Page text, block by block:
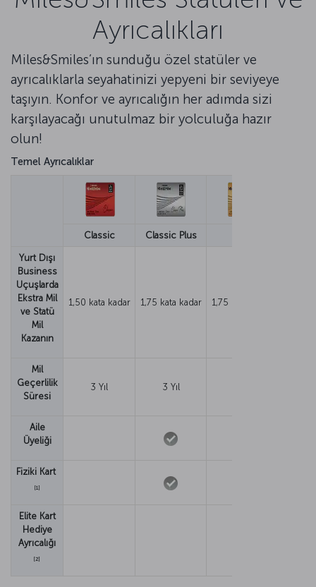
Ayrıcalıkları
Miles&Smiles’ın sunduğu özel statüler ve
ayrıcalıklarla seyahatinizi yepyeni bir seviyeye
taşıyın. Konfor ve ayrıcalığın her adımda sizi
karşılayacağı unutulmaz bir yolculuğa hazır
olun!
Temel Ayrıcalıklar
Classic Classic Plus
Yurt Dışı
Business
Uçuşlarda
Ekstra Mil
ve Statü
Mil
Kazanın
1,50 kata kadar 1,75 kata kadar 1,75 kata kadar
Mil
Geçerlilik
Süresi
3 Yıl 3 Yıl
Aile
Üyeliği
Fiziki Kart
[1]
Elite Kart
Hediye
Ayrıcalığı
[2]